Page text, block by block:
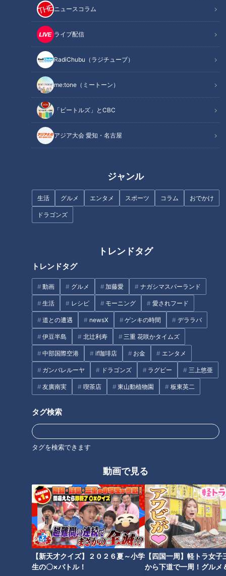
ニュースコラム
ライブ配信
RadiChubu（ラジチューブ）
me:tone（ミートーン）
「ビートルズ」とCBC
アジア大会 愛知・名古屋
ジャンル
生活 グルメ エンタメ スポーツ コラム おでかけ
ドラゴンズ
トレンドタグ
トレンドタグ
動画 グルメ 加藤愛 ナガシマスパーランド
生活 レシピ モーニング 愛されフード
道との遭遇 newsX ゲンキの時間 デララバ
伊豆半島 北辻利寿 三重 花咲かタイムズ
中部国際空港 if珈琲店 お金 エンタメ
ガンバレルーヤ ドラゴンズ ラグビー 三上悠亜
友廣南実 喫茶店 東山動植物園 板東英二
タグ検索
タグを検索できます
動画で見る
【新天才クイズ】２０２６夏～小学
生の〇×バトル！
【四国一周】軽トラ女子
から下道で一周！グルメ
藤井聡太竜王も食べた！？瀬戸
市民思い出の味！癒し系アナが
愛知県瀬戸市の学校給食から生
まれた『てりかけ』を調査
全国トップクラスの急坂「与右
衛門坂」とは？重量制限“0.3ト
ン”の流れ橋も…国道25号のルー
ツ「大和街道」を巡る旅
浸水した立ち入り禁止の坑道に
佇む“謎の鳥居”！？岐阜にある
なぜ森林の中に橋が？千葉県道
「生実本納線」の未開通区間か
ル”の正体とは？道マニアが気に
粘着クリーナー「コロコロ」驚
きの誕生秘話に見る、熱き開発
魂と究極のアイデア
ドキュメンタリー WEB限定
オススメ関連コンテンツ
【総集編】寝たきり少女と友達
の学校生活…“夜間中学”に通う
生徒たち…学校をテーマのドキ
ュメンタリー
予期せぬ妊娠の女性たちと暮ら
す「二度と妊娠できない体にす
る」と母親に非難された女性
「ここで人を好きになれた」